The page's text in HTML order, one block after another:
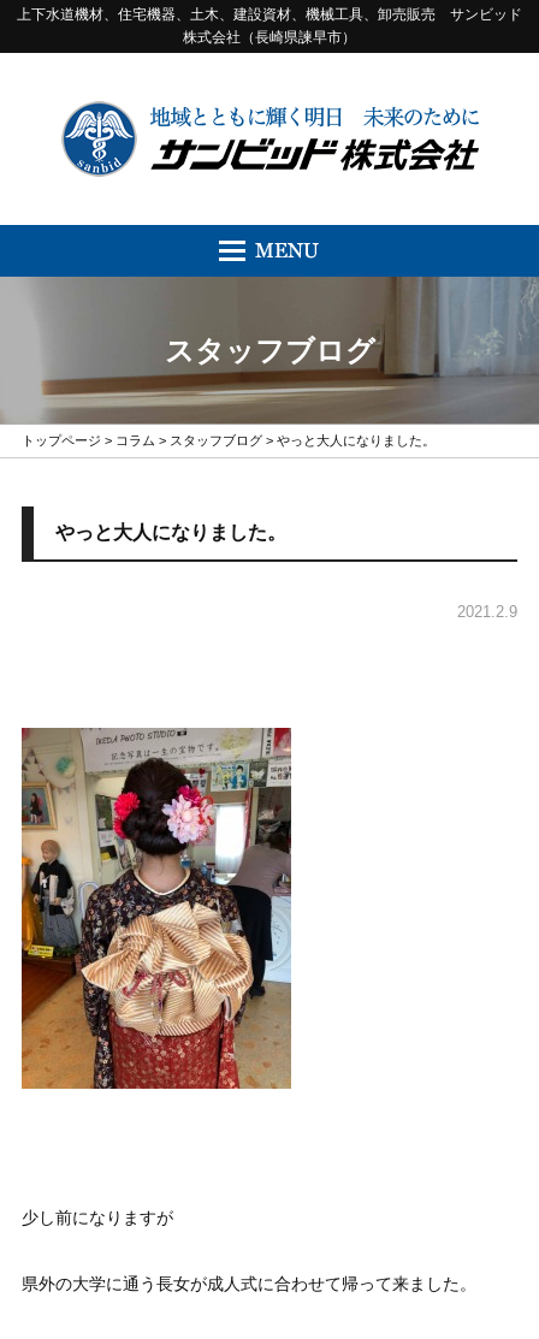
上下水道機材、住宅機器、土木、建設資材、機械工具、卸売販売 サンビッド
株式会社（長崎県諫早市）
スタッフブログ
トップページ > コラム > スタッフブログ> やっと大人になりました。
やっと大人になりました。
2021.2.9
少し前になりますが
県外の大学に通う長女が成人式に合わせて帰って来ました。